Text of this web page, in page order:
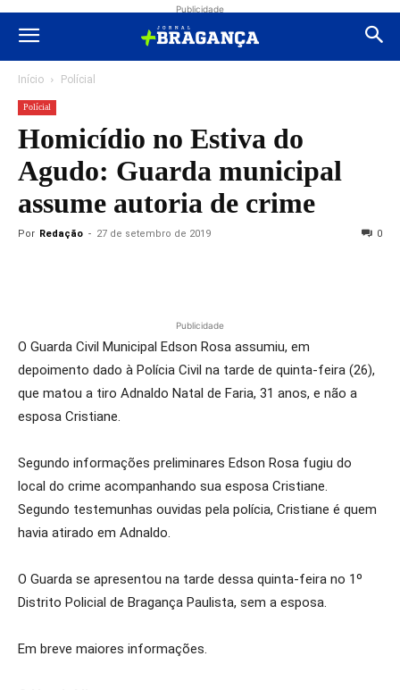
Publicidade
Início Polícial
Polícial
Homicídio no Estiva do
Agudo: Guarda municipal
assume autoria de crime
Por Redação - 27 de setembro de 2019 0
Publicidade
O Guarda Civil Municipal Edson Rosa assumiu, em
depoimento dado à Polícia Civil na tarde de quinta-feira (26),
que matou a tiro Adnaldo Natal de Faria, 31 anos, e não a
esposa Cristiane.
Segundo informações preliminares Edson Rosa fugiu do
local do crime acompanhando sua esposa Cristiane.
Segundo testemunhas ouvidas pela polícia, Cristiane é quem
havia atirado em Adnaldo.
O Guarda se apresentou na tarde dessa quinta-feira no 1º
Distrito Policial de Bragança Paulista, sem a esposa.
Em breve maiores informações.